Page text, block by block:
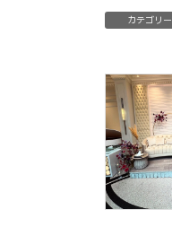
カテゴリー